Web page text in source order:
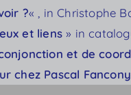
?« , in Christophe
et liens » in
et de
chez Pascal Fancony